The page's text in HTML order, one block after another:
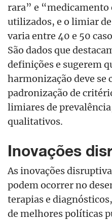
rara” e “medicamento
utilizados, e o limiar
varia entre 40 e 50
São dados que
definições e sugerem
harmonização deve se
padronização de
limiares de
qualitativos.
Inovações
As inovações
podem ocorrer no
terapias e
de melhores políticas